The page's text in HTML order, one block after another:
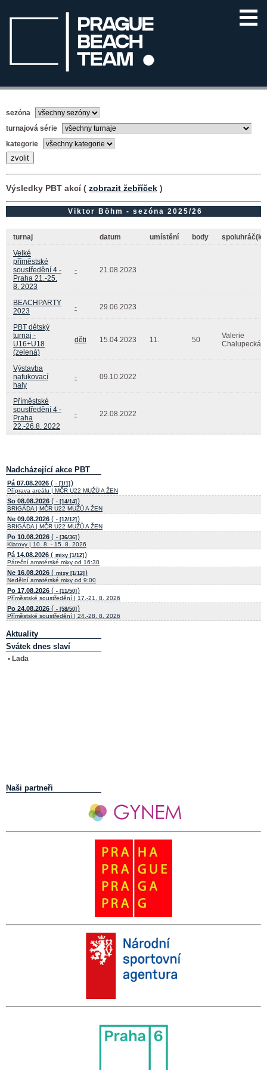
sezóna
turnajová série
kategorie
Výsledky PBT akcí ( zobrazit žebříček )
Viktor Böhm - sezóna 2025/26
turnaj datum umístění body
Velké
příměstské
soustředění 4 -
Praha 21.-25.
8. 2023
- 21.08.2023
BEACHPARTY
2023
- 29.06.2023
PBT dětský
turnaj -
U16+U18
(zelená)
děti 15.04.2023 11. 50
Valerie
Chalupecká
Výstavba
nafukovací
haly
- 09.10.2022
Příměstské
soustředění 4 -
Praha
22.-26.8. 2022
- 22.08.2022
Nadcházející akce PBT
Pá 07.08.2026 ( - [1/1] )
Příprava areálu | MČR U22 MUŽŮ A ŽEN
So 08.08.2026 ( - [14/14] )
BRIGÁDA | MČR U22 MUŽŮ A ŽEN
Ne 09.08.2026 ( - [12/12] )
BRIGÁDA | MČR U22 MUŽŮ A ŽEN
Po 10.08.2026 ( - [36/36] )
Klatovy | 10. 8. - 15. 8. 2026
Pá 14.08.2026 ( mixy [1/12] )
Páteční amatérské mixy od 16:30
Ne 16.08.2026 ( mixy [1/12] )
Nedělní amatérské mixy od 9:00
Po 17.08.2026 ( - [11/50] )
Příměstské soustředění | 17.-21. 8. 2026
Po 24.08.2026 ( - [58/50] )
Příměstské soustředění | 24.-28. 8. 2026
Aktuality
Svátek dnes slaví
• Lada
Naši partneři